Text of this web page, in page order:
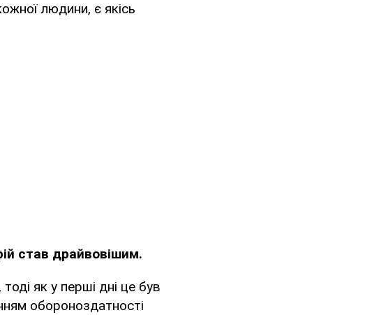
людини, є якісь
став драйвовішим.
як у перші дні це був
обороноздатності